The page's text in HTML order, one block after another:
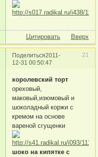
Цитировать Вверх
Поделиться 21
2011-
12-31 00:50:47
королевский торт
ореховый,
маковый,изюмовый и
шоколадный коржи с
кремом на основе
вареной сгущенки
шоко на кипятке с